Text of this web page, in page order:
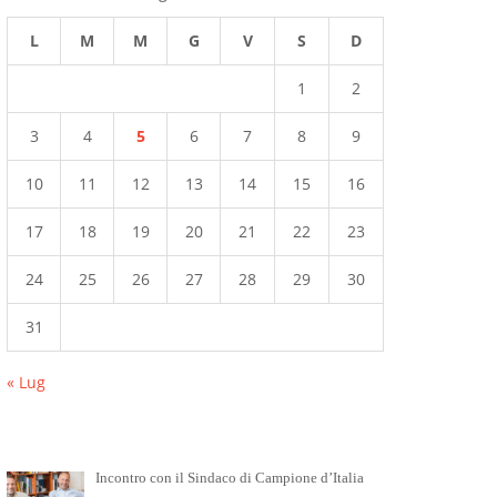
L M M G V S D
1 2
3 4 5 6 7 8 9
10 11 12 13 14 15 16
17 18 19 20 21 22 23
24 25 26 27 28 29 30
31
« Lug
Incontro con il Sindaco di Campione d’Italia